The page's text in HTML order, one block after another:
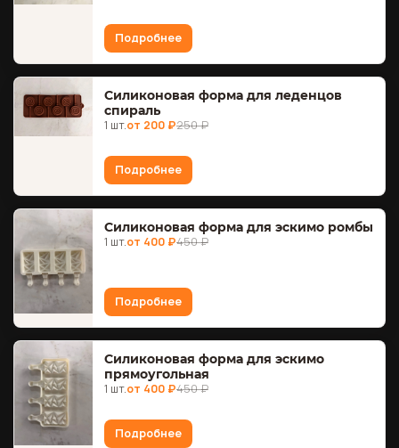
Подробнее
Силиконовая форма для леденцов
спираль
1 шт.от 200 ₽250 ₽
Подробнее
Силиконовая форма для эскимо ромбы
1 шт.от 400 ₽450 ₽
Подробнее
Силиконовая форма для эскимо
прямоугольная
1 шт.от 400 ₽450 ₽
Подробнее